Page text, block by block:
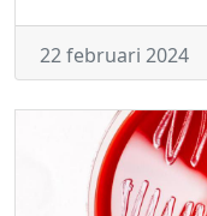
22 februari 2024